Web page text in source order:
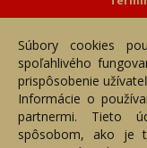
Akékoľvek používanie
podmienené
Súbory cookies
spoľahlivého
prispôsobenie
Informácie o
partnermi. Tieto
spôsobom, ako je